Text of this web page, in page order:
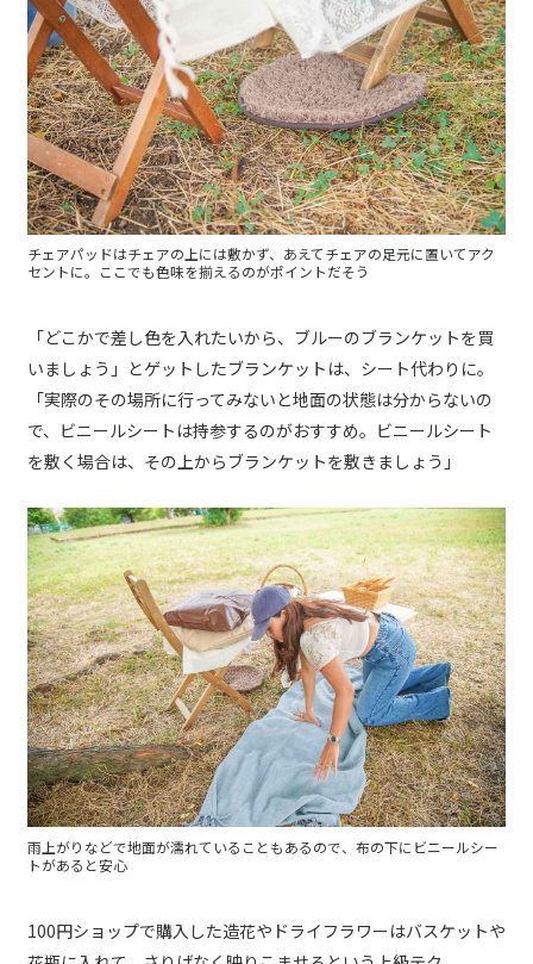
チェアパッドはチェアの上には敷かず、あえてチェアの足元に置いてアク
セントに。ここでも色味を揃えるのがポイントだそう
「どこかで差し色を入れたいから、ブルーのブランケットを買
いましょう」とゲットしたブランケットは、シート代わりに。
「実際のその場所に行ってみないと地面の状態は分からないの
で、ビニールシートは持参するのがおすすめ。ビニールシート
を敷く場合は、その上からブランケットを敷きましょう」
雨上がりなどで地面が濡れていることもあるので、布の下にビニールシー
トがあると安心
100円ショップで購入した造花やドライフラワーはバスケットや